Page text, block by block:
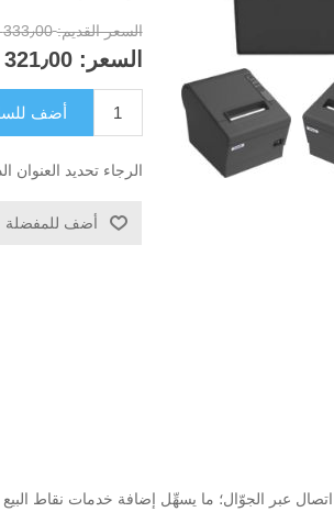
السعر القديم: 333٫00 JOD
السعر: 321٫00 JOD
أضف
الرجاء تحديد العنوان
أضف للمفضلة
عبر الجوّال؛ ما يسهِّل إضافة خدمات نقاط